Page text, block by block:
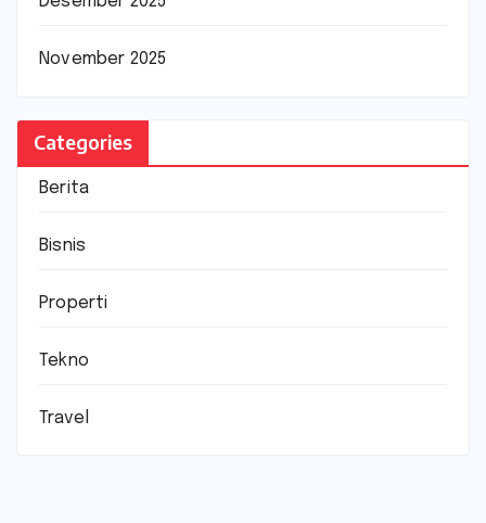
November 2025
Categories
Berita
Bisnis
Properti
Tekno
Travel